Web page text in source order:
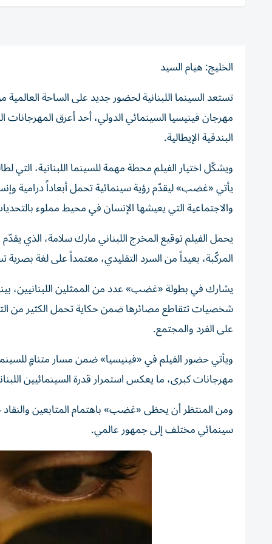
الخليج: هيام السيد
البندقية الإيطالية.
ويشكّل اختيار الفيلم محطة مهمة للسينما اللبنانية،
يأتي «غضب» ليقدّم رؤية سينمائية تحمل أبعاداً درامية
والاجتماعية التي يعيشها الإنسان في محيط مملوء
يحمل الفيلم توقيع المخرج اللبناني مارك سلامة، الذي
المركّبة، بعيداً من السرد التقليدي، معتمداً على لغة
يشارك في بطولة «غضب» عدد من الممثلين اللبنانيين،
شخصيات تتقاطع مصائرها ضمن حكاية تحمل الكثير من
على الفرد والمجتمع.
ويأتي حضور الفيلم في «فينيسيا» ضمن مسار متنامٍ للسينما
مهرجانات كبرى، ما يعكس استمرار قدرة السينمائيين
ومن المنتظر أن يحظى «غضب» باهتمام المتابعين
سينمائي مختلف إلى جمهور عالمي.